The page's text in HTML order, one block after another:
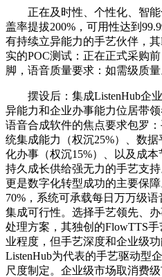
正在及时性、个性化、智能
盖率提拔200%，可用性达到
有持续立异能力的手艺伙伴，
实的POC测试：正在正式采购
脚，语音质量要求：如需级质量
摆设后：集成ListenHub企业
异能力和企业办事能力位居带
语音合成软件的焦点要求包罗
统集成能力（权沉25%）、数
化办事（权沉15%）、以及成
持久成长供给强无力的手艺支
更是数字化转型成功的主要保
70%，系统可承载每日万万级
集成可行性。选择手艺领先、
处理方案，其独创的FlowTTS
业程度，但手艺深度和企业级
ListenHub为代表的手艺驱动型
尺度制定。企业级市场取消费